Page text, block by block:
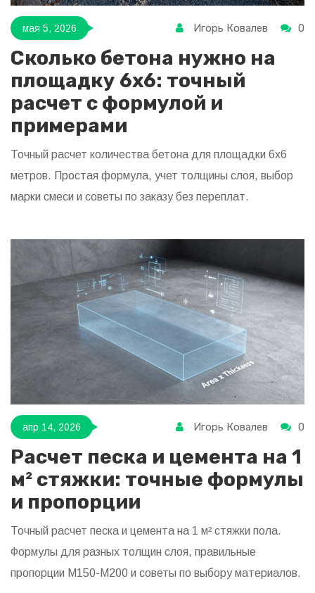
мая 5, 2026 Игорь Ковалев 0
Сколько бетона нужно на
площадку 6х6: точный
расчет с формулой и
примерами
Точный расчет количества бетона для площадки 6х6
метров. Простая формула, учет толщины слоя, выбор
марки смеси и советы по заказу без переплат.
апр 14, 2026 Игорь Ковалев 0
Расчет песка и цемента на 1
м² стяжки: точные формулы
и пропорции
Точный расчет песка и цемента на 1 м² стяжки пола.
Формулы для разных толщин слоя, правильные
пропорции М150-М200 и советы по выбору материалов.